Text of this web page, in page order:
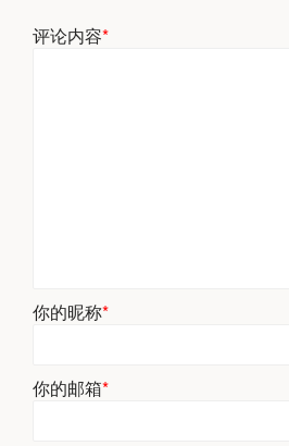
评论内容*
你的昵称*
你的邮箱*